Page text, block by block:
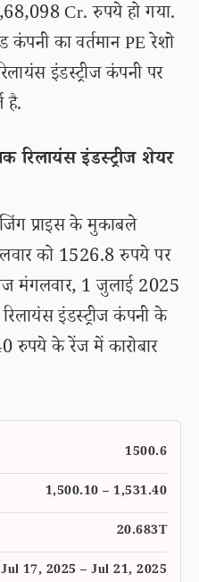
Cr. रुपये हो गया.
कंपनी का वर्तमान PE रेशो
इंडस्ट्रीज कंपनी पर
है.
रिलायंस इंडस्ट्रीज शेयर
प्राइस के मुकाबले
को 1526.8 रुपये पर
मंगलवार, 1 जुलाई 2025
इंडस्ट्रीज कंपनी के
के रेंज में कारोबार
1500.6
1,500.10 – 1,531.40
20.683T
Jul 17, 2025 – Jul 21, 2025